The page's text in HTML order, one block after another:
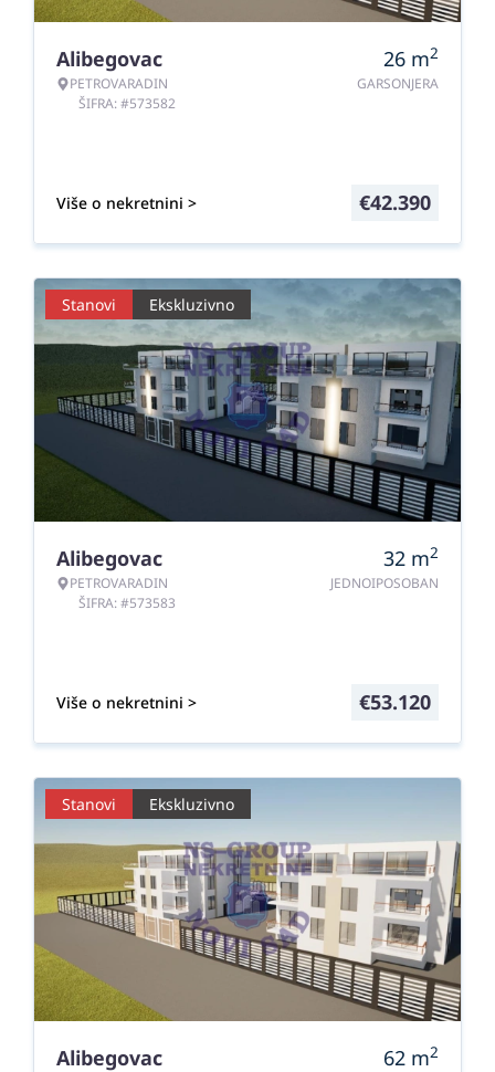
Alibegovac
PETROVARADIN
ŠIFRA: #573582
26 m2
GARSONJERA
Više o nekretnini > €42.390
Stanovi Ekskluzivno
Alibegovac
PETROVARADIN
ŠIFRA: #573583
32 m2
JEDNOIPOSOBAN
Više o nekretnini > €53.120
Stanovi Ekskluzivno
Alibegovac 62 m2